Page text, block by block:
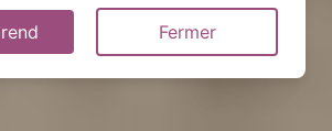
Fermer